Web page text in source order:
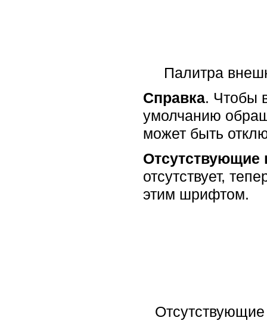
Палитра
Справка. Чтобы
умолчанию
может быть
отсутствует,
этим шрифтом.